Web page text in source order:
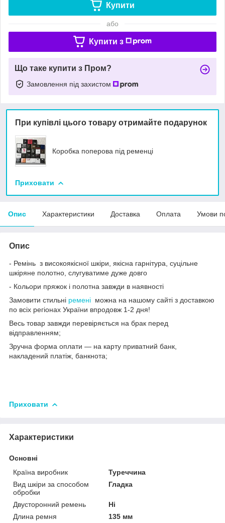
Купити
або
Купити з
Що таке купити з Пром?
Замовлення під захистом
При купівлі цього товару отримайте подарунок
Коробка поперова під ременці
Приховати
Опис Характеристики Доставка Оплата Умови
Опис
- Ремінь з високоякісної шкіри, якісна гарнітура, суцільне
шкіряне полотно, слугуватиме дуже довго
- Кольори пряжок і полотна завжди в наявності
Замовити стильні ремені можна на нашому сайті з доставкою
по всіх регіонах України впродовж 1-2 дня!
Весь товар завжди перевіряється на брак перед
відправленням;
Зручна форма оплати — на карту приватний банк,
накладений платіж, банкнота;
Приховати
Характеристики
Основні
Країна виробник
Туреччина
Вид шкіри за способом
обробки
Гладка
Двусторонний ремень
Ні
Длина ремня
135 мм